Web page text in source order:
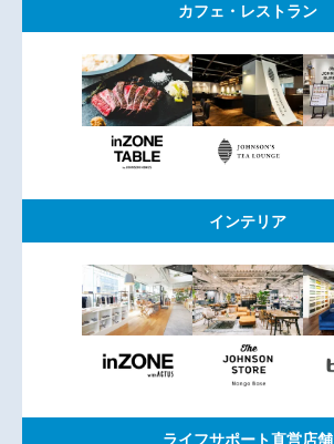
カフェ・レストラン
インテリア
ライフサポート直営店舗